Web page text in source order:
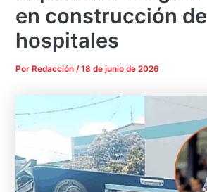
en construcción
hospitales
Por Redacción/18 de junio de 2026